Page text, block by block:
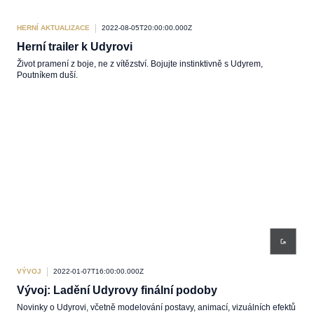
HERNÍ AKTUALIZACE 2022-08-05T20:00:00.000Z
Herní trailer k Udyrovi
Život pramení z boje, ne z vítězství. Bojujte instinktivně s Udyrem,
Poutníkem duší.
VÝVOJ 2022-01-07T16:00:00.000Z
Vývoj: Ladění Udyrovy finální podoby
Novinky o Udyrovi, včetně modelování postavy, animací, vizuálních efektů